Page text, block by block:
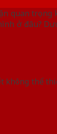
quan
ở đâu?
thể